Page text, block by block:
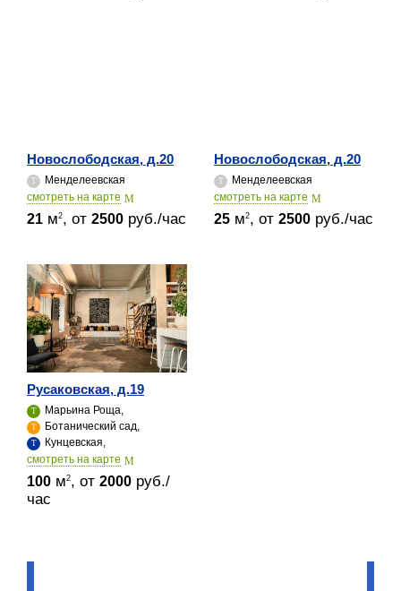
Новослободская, д.20
Менделеевская
cмотреть на карте
21 м2, от 2500 руб./час
Новослободская, д.20
Менделеевская
cмотреть на карте
25 м2, от 2500 руб./час
Русаковская, д.19
Марьина Роща,
Ботанический сад,
Кунцевская,
cмотреть на карте
100 м2, от 2000 руб./
час